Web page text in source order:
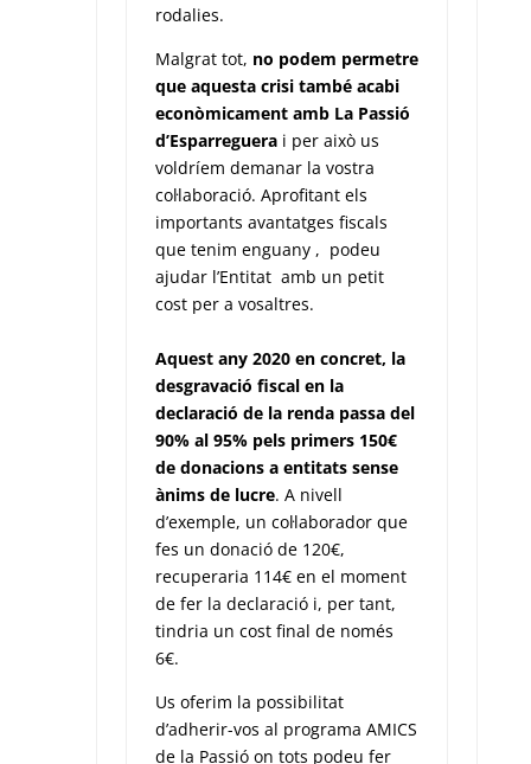
rodalies.
Malgrat tot, no podem permetre
que aquesta crisi també acabi
econòmicament amb La Passió
d’Esparreguerai per això us
voldríem demanar la vostra
col·laboració. Aprofitant els
importants avantatges fiscals
que tenim enguany , podeu
ajudar l’Entitat amb un petit
cost per a vosaltres.
Aquest any 2020 en concret, la
desgravació fiscal en la
declaració de la renda passa del
90% al 95% pels primers 150€
de donacions a entitats sense
ànims de lucre. A nivell
d’exemple, un col·laborador que
fes un donació de 120€,
recuperaria 114€ en el moment
de fer la declaració i, per tant,
tindria un cost final de només
6€.
Us oferim la possibilitat
d’adherir-vos al programa AMICS
de la Passió on tots podeu fer